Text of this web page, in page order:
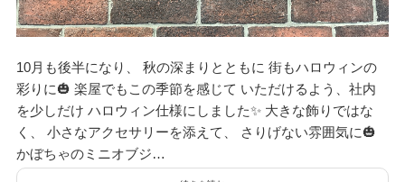
10月も後半になり、 秋の深まりとともに 街もハロウィンの
彩りに🎃 楽屋でもこの季節を感じて いただけるよう、社内
を少しだけ ハロウィン仕様にしました✨ 大きな飾りではな
く、 小さなアクセサリーを添えて、 さりげない雰囲気に🎃
かぼちゃのミニオブジ…